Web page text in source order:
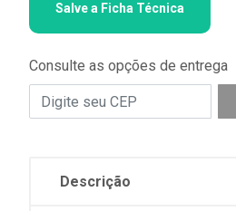
Salve a Ficha Técnica
Consulte as opções de entrega
Descrição